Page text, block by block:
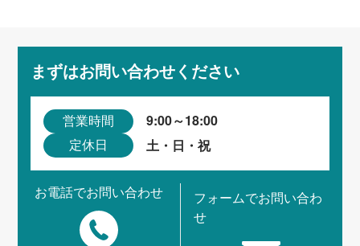
まずはお問い合わせください
営業時間 9:00～18:00
定休日 土・日・祝
お電話でお問い合わせ
フォームでお問い合わ
せ